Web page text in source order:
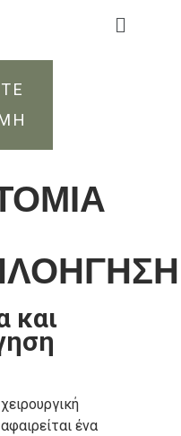
και
ένα